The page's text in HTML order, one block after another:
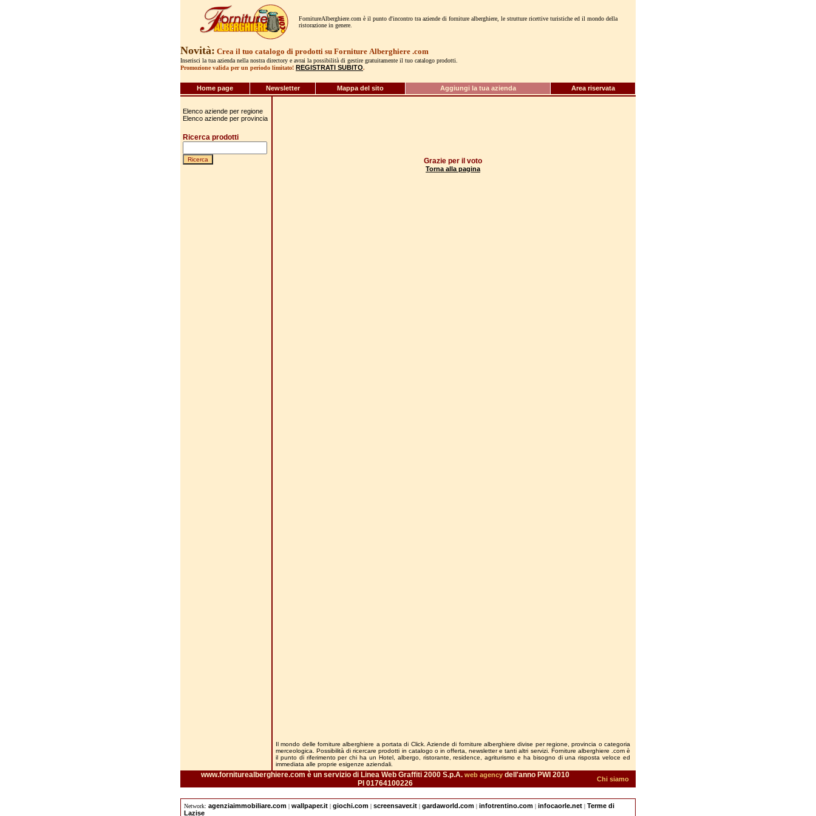
FornitureAlberghiere.com è il punto d'incontro tra aziende di forniture alberghiere, le strutture ricettive turistiche ed il mondo della
ristorazione in genere.
Novità: Crea il tuo catalogo di prodotti su Forniture Alberghiere .com
Inserisci la tua azienda nella nostra directory e avrai la possibilità di gestire gratuitamente il tuo catalogo prodotti.
Promozione valida per un periodo limitato! REGISTRATI SUBITO.
Home page Newsletter Mappa del sito Aggiungi la tua azienda Area riservata
Elenco aziende per regione
Elenco aziende per provincia
Ricerca prodotti
Grazie per il voto
Torna alla pagina
Il mondo delle forniture alberghiere a portata di Click. Aziende di forniture alberghiere divise per regione, provincia o categoria
merceologica. Possibilità di ricercare prodotti in catalogo o in offerta, newsletter e tanti altri servizi. Forniture alberghiere .com è
il punto di riferimento per chi ha un Hotel, albergo, ristorante, residence, agriturismo e ha bisogno di una risposta veloce ed
immediata alle proprie esigenze aziendali.
www.forniturealberghiere.com è un servizio di Linea Web Graffiti 2000 S.p.A. web agency dell'anno PWI 2010
PI 01764100226
Chi siamo
Network: agenziaimmobiliare.com | wallpaper.it | giochi.com | screensaver.it | gardaworld.com | infotrentino.com | infocaorle.net | Terme di
Lazise